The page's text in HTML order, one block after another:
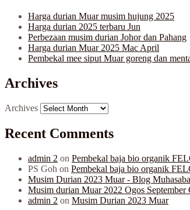
Harga durian Muar musim hujung 2025
Harga durian 2025 terbaru Jun
Perbezaan musim durian Johor dan Pahang
Harga durian Muar 2025 Mac April
Pembekal mee siput Muar goreng dan
Archives
Archives
Recent Comments
admin 2 on Pembekal baja bio organik
PS Goh on Pembekal baja bio organik
Musim Durian 2023 Muar - Blog
Musim durian Muar 2022 Ogos
admin 2 on Musim Durian 2023 Muar